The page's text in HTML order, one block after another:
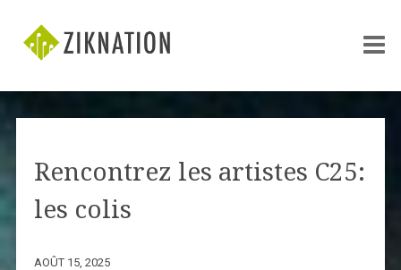
Rencontrez les artistes C25:
les colis
AOÛT 15, 2025